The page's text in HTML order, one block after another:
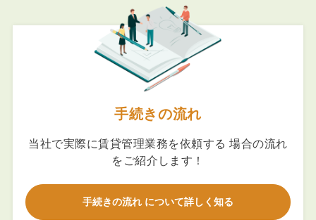
手続きの流れ
当社で実際に賃貸管理業務を依頼する 場合の流れ
をご紹介します！
手続きの流れ について詳しく知る